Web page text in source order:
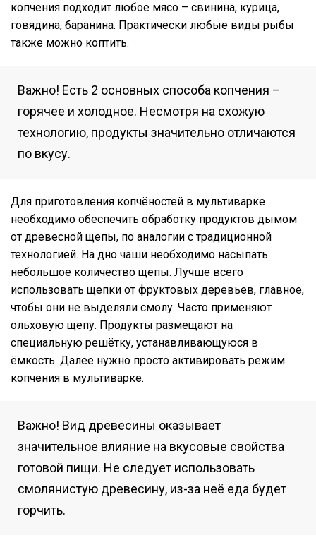
копчения подходит любое мясо – свинина, курица,
говядина, баранина. Практически любые виды рыбы
также можно коптить.
Важно! Есть 2 основных способа копчения –
горячее и холодное. Несмотря на схожую
технологию, продукты значительно отличаются
по вкусу.
Для приготовления копчёностей в мультиварке
необходимо обеспечить обработку продуктов дымом
от древесной щепы, по аналогии с традиционной
технологией. На дно чаши необходимо насыпать
небольшое количество щепы. Лучше всего
использовать щепки от фруктовых деревьев, главное,
чтобы они не выделяли смолу. Часто применяют
ольховую щепу. Продукты размещают на
специальную решётку, устанавливающуюся в
ёмкость. Далее нужно просто активировать режим
копчения в мультиварке.
Важно! Вид древесины оказывает
значительное влияние на вкусовые свойства
готовой пищи. Не следует использовать
смолянистую древесину, из-за неё еда будет
горчить.